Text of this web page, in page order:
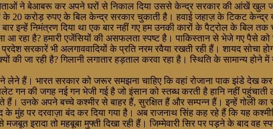
ने बेआबरू कर अपने घरों से निकाल दिया उससे केन्द्र सरकार की आंखें खुल
20 करोड़ रुपए के बिल केन्द्र सरकार चुकाती है। हवाई जहाज़ के टिकट
इन्हें निमंत्रण दिया था एक बार नहीं गए हम उनकी कारों के पैट्रोल के बिल तक
रहा है? हमारी एजेंसियों की असफलता स्पष्ट है। पाकिस्तान से भेजे गए पैसे को
प्रदेश सरकारें भी अलगाववादियों के प्रति नरम रवैया रखती रही हैं। शायद
की जा रही है? गिलानी लगातार हड़ताल करवा रहा है। स्थिति के सामान्य होने
ने लेने हैं। भारत सरकार को जरूर समझना चाहिए कि वहां रोजाना पाक झंडे देख
गन की जगह नई गन भेजी गई है जो इंसान को स्तब्ध करती है हानि नहीं
उनके अपने बच्चे कश्मीर से बाहर हैं, सुरक्षित हैं और सम्पन्न हैं। इन्हें गोली का
मुंह पर दरवाज़ा बंद कर दिया गया है। अब राजनाथ सिंह कह रहे हैं कि यह
इरादा तो महबूबा मुफ्ती दिखा रही हैं। जिम्मेवारी सिर पर पड़ने के बाद वह